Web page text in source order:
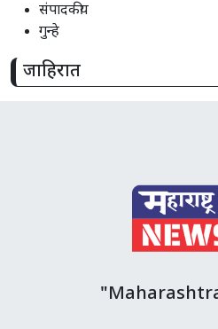
संपादकीय
गुन्हे
जाहिरात